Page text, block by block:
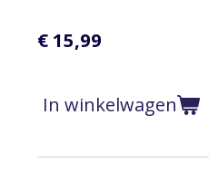
€ 15,99
In winkelwagen